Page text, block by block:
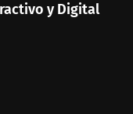
y Digital